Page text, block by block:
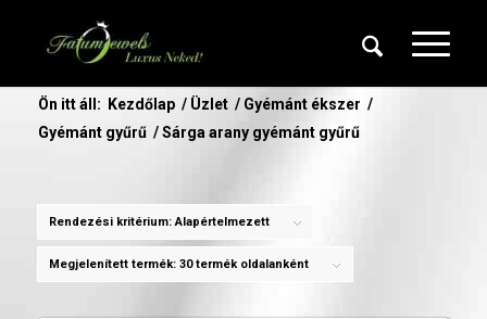
Ön itt áll: Kezdőlap / Üzlet / Gyémánt ékszer /
Gyémánt gyűrű / Sárga arany gyémánt gyűrű
Rendezési kritérium:Alapértelmezett
Megjelenített termék: 30 termék oldalanként